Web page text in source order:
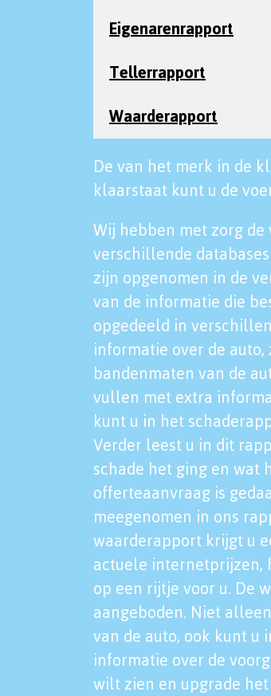
Eigenarenrapport
Tellerrapport
Waarderapport
De van het merk in de
klaarstaat kunt u de
Wij hebben met zorg de
verschillende
zijn opgenomen in de
van de informatie die
opgedeeld in
informatie over de
bandenmaten van de
vullen met extra
kunt u in het
Verder leest u in dit
schade het ging en wat
offerteaanvraag is
meegenomen in ons
waarderapport krijgt u
actuele internetprijzen,
op een rijtje voor u. De
aangeboden. Niet
van de auto, ook kunt
informatie over de
wilt zien en upgrade